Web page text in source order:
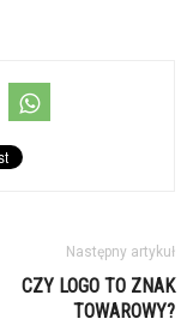
Następny artykuł
CZY LOGO TO ZNAK
TOWAROWY?